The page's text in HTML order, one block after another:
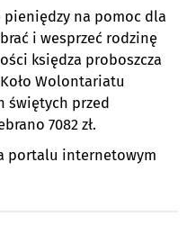
na pomoc dla
i wesprzeć rodzinę
księdza proboszcza
Wolontariatu
świętych przed
7082 zł.
portalu internetowym